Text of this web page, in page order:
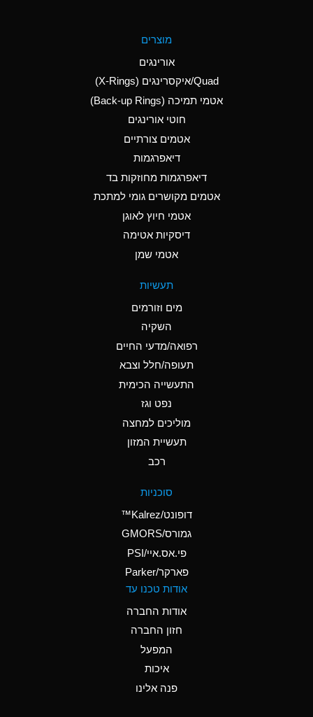
Aluminum Nitrate
(Aqueous)
Aluminum Phosphate
Ammonia Anhydrous
B
Ammonia Gas (cold)
A
Ammonia Gas (hot)
Ammonium Hydroxide
D
Ammonium Nitrate
Ammonium Nitrite
Ammonium Persulfate
Ammonium Phosphate
A
Ammonium Sulfate
A
Amyl Acetate (Banana
מוצרים
אורינגים
Quad/איקסרינגים (X-Rings)
אטמי תמיכה (Back-up Rings)
חוטי אורינגים
אטמים צורתיים
דיאפרגמות
דיאפרגמות מחוזקות בד
אטמים מקושרים גומי למתכת
אטמי חיוץ לאוגן
דיסקיות אטימה
אטמי שמן
תעשיות
מים וזורמים
השקיה
רפואה/מדעי החיים
תעופה/חלל וצבא
התעשייה הכימית
נפט וגז
מוליכים למחצה
תעשיית המזון
רכב
סוכניות
דופונט/Kalrez™
גמורס/GMORS
פי.אס.איי/PSI
פארקר/Parker
אודות טכנו עד
אודות החברה
חזון החברה
המפעל
איכות
פנה אלינו